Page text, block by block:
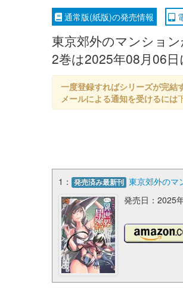
通常版(紙版)の発売情報
東京郊外のマンショ
2巻は2025年08月06
一度登録すればシリーズが完結
メールによる通知を受けるには
1： 発売済み最新刊 東京郊外のマ
発売日：2025